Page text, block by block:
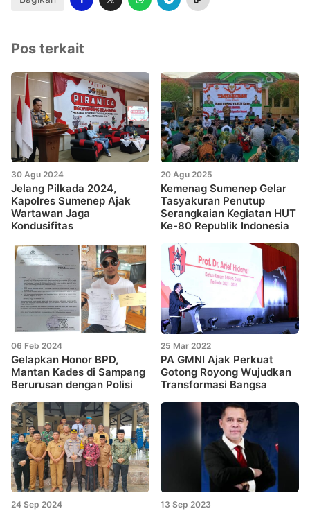
Pos terkait
30 Agu 2024
Jelang Pilkada 2024,
Kapolres Sumenep Ajak
Wartawan Jaga
Kondusifitas
20 Agu 2025
Kemenag Sumenep Gelar
Tasyakuran Penutup
Serangkaian Kegiatan HUT
Ke-80 Republik Indonesia
06 Feb 2024
Gelapkan Honor BPD,
Mantan Kades di Sampang
Berurusan dengan Polisi
25 Mar 2022
PA GMNI Ajak Perkuat
Gotong Royong Wujudkan
Transformasi Bangsa
24 Sep 2024 13 Sep 2023